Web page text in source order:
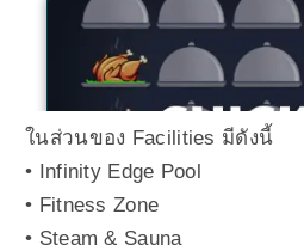
ในส่วนของ Facilities มีดังนี้
• Infinity Edge Pool
• Fitness Zone
• Steam & Sauna